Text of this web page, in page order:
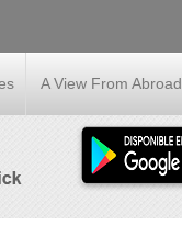
A View From Abroad